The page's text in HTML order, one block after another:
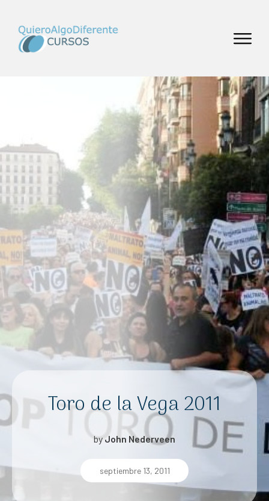
Toro de la Vega 2011
by John Nederveen
septiembre 13, 2011